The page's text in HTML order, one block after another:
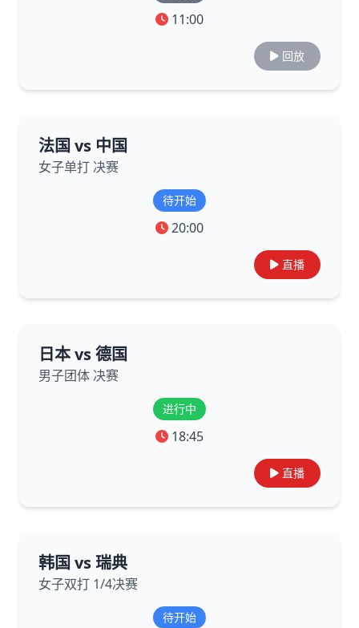
11:00
回放
法国 vs 中国
女子单打 决赛
待开始
20:00
直播
日本 vs 德国
男子团体 决赛
进行中
18:45
直播
韩国 vs 瑞典
女子双打 1/4决赛
待开始